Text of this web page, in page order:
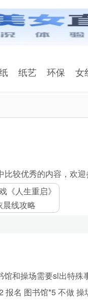
纸艺 环保 女
较优秀的内容，欢迎
和操场需要sl出特殊
名 图书馆*5 不做 操